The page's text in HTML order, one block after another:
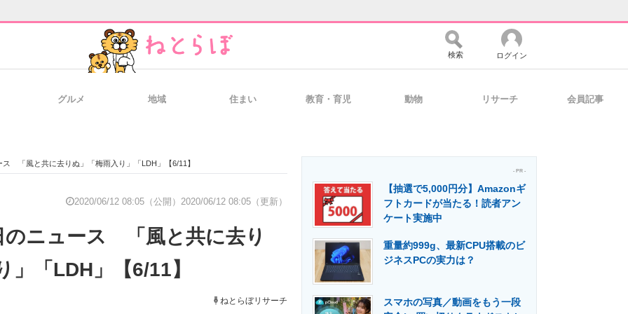
経営リーダーのコミュニティ マーケ×ITの今がよく分かる
IT製品の技術・比較・事例 製造業のIT導入・活用を支援
検索 ログイン
グルメ 地域 住まい 教育・育児 動物 リサーチ 会員記事
ス 「風と共に去りぬ」「梅雨入り」「LDH」【6/11】
2020/06/12 08:05（公開） 2020/06/12 08:05（更新）
のニュース 「風と共に去り
」「LDH」【6/11】
ねとらぼリサーチ
- PR -
【抽選で5,000円分】Amazonギ
フトカードが当たる！読者アン
ケート実施中
重量約999g、最新CPU搭載のビ
ジネスPCの実力は？
スマホの写真／動画をもう一段